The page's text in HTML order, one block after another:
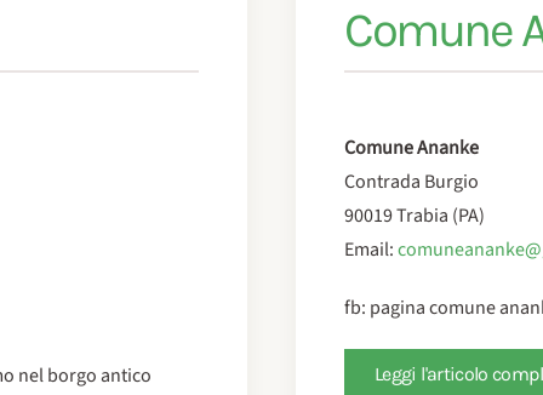
nel borgo antico
Comune
Comune Ananke
Contrada Burgio
90019 Trabia (PA)
Email:
fb: pagina comune
Leggi l'articolo